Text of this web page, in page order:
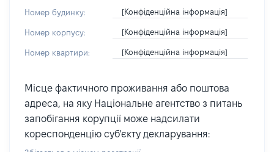
Номер будинку: [Конфіденційна інформація]
Номер корпусу: [Конфіденційна інформація]
Номер квартири: [Конфіденційна інформація]
Місце фактичного проживання або поштова
адреса, на яку Національне агентство з питань
запобігання корупції може надсилати
кореспонденцію суб'єкту декларування: